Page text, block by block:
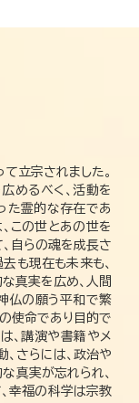
立宗されました。
めるべく、活動を
た霊的な存在であ
この世とあの世を
自らの魂を成長さ
も現在も未来も、
真実を広め、人間
仏の願う平和で繁
使命であり目的で
、講演や書籍やメ
さらには、政治や
真実が忘れられ、
幸福の科学は宗教